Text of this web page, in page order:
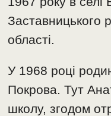
Заставницького
області.
У 1968 році
Покрова. Тут
школу, згодом